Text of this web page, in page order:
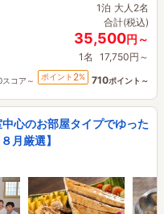
1泊 大人2名
合計(税込)
35,500円～
1名 17,750円～
コア～ ポイント 2% 710ポイント～
心のお部屋タイプでゆった
月厳選】